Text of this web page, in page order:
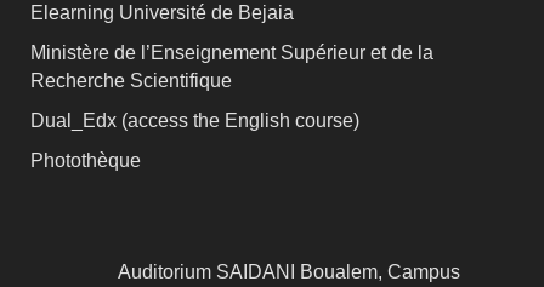
Elearning Université de Bejaia
Ministère de l’Enseignement Supérieur et de la
Recherche Scientifique
Dual_Edx (access the English course)
Photothèque
Auditorium SAIDANI Boualem, Campus